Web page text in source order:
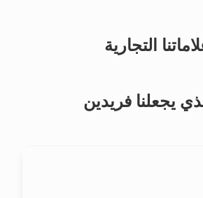
التجارية
يجعلنا فريدين